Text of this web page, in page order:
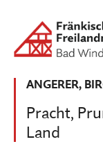
SUCHEN
Pracht,
Land
ANGERER,